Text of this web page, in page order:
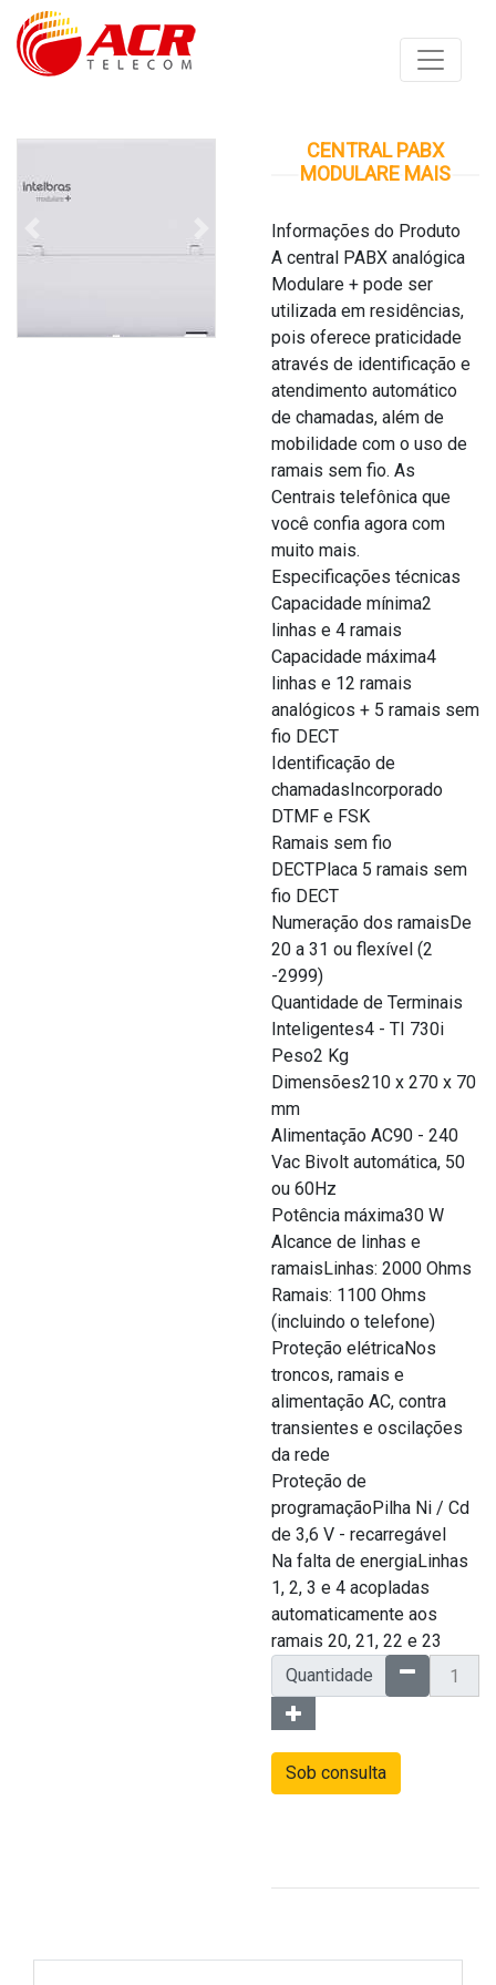
Anterior Proximo
CENTRAL PABX
MODULARE MAIS
Informações do Produto
A central PABX analógica
Modulare + pode ser
utilizada em residências,
pois oferece praticidade
através de identificação e
atendimento automático
de chamadas, além de
mobilidade com o uso de
ramais sem fio. As
Centrais telefônica que
você confia agora com
muito mais.
Especificações técnicas
Capacidade mínima2
linhas e 4 ramais
Capacidade máxima4
linhas e 12 ramais
analógicos + 5 ramais sem
fio DECT
Identificação de
chamadasIncorporado
DTMF e FSK
Ramais sem fio
DECTPlaca 5 ramais sem
fio DECT
Numeração dos ramaisDe
20 a 31 ou flexível (2
-2999)
Quantidade de Terminais
Inteligentes4 - TI 730i
Peso2 Kg
Dimensões210 x 270 x 70
mm
Alimentação AC90 - 240
Vac Bivolt automática, 50
ou 60Hz
Potência máxima30 W
Alcance de linhas e
ramaisLinhas: 2000 Ohms
Ramais: 1100 Ohms
(incluindo o telefone)
Proteção elétricaNos
troncos, ramais e
alimentação AC, contra
transientes e oscilações
da rede
Proteção de
programaçãoPilha Ni / Cd
de 3,6 V - recarregável
Na falta de energiaLinhas
1, 2, 3 e 4 acopladas
automaticamente aos
ramais 20, 21, 22 e 23
Quantidade
Sob consulta